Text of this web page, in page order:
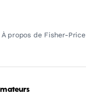
À propos de Fisher-Price